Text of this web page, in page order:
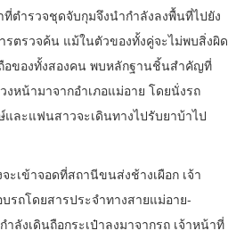
ตำรวจชุดจับกุมจึงนำกำลังลงพื้นที่ไปยัง
ตรวจค้น แม้ในตัวของทั้งคู่จะไม่พบสิ่งผิด
ของทั้งสองคน พบหลักฐานชิ้นสำคัญที่
หน้ามาจากอำเภอแม่อาย โดยนั่งรถ
ละแฟนสาวจะเดินทางไปรับยาบ้าไป
เข้าจอดที่สถานีขนส่งช้างเผือก เจ้า
ถโดยสารประจำทางสายแม่อาย-
งเดินถือกระเป๋าลงมาจากรถ เจ้าหน้าที่